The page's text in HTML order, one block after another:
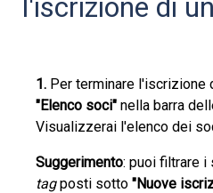
Prova gratuitamente
l'iscrizione di
1. Per terminare l'iscrizione
"Elenco soci" nella barra
Visualizzerai l'elenco dei
Suggerimento: puoi filtrare
tagposti sotto "Nuove